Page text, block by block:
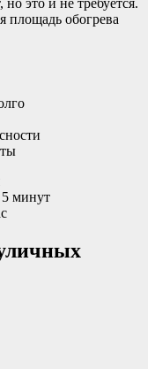
площадь обогрева
минут